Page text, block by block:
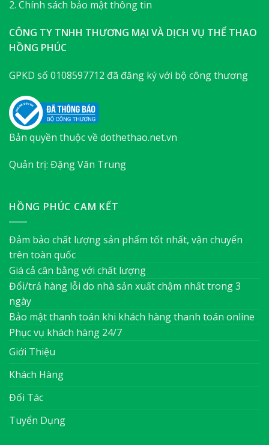
2. Chính sách bảo mật thông tin
CÔNG TY TNHH THƯƠNG MẠI VÀ DỊCH VỤ THỂ THAO
HỒNG PHÚC
GPKD số 0108597712 đã đăng ký với bộ công thương
Bản quyền thuộc về dothethao.net.vn
Quản trị: Đặng Văn Trung
HỒNG PHÚC CAM KẾT
Đảm bảo chất lượng sản phẩm tốt nhất, vận chuyển
trên toàn quốc
Giá cả cân bằng với chất lượng
Đổi/trả hàng lỗi do nhà sản xuất chậm nhất trong 3
ngày
Bảo mật thanh toán khi khách hàng thanh toán online
Phục vụ khách hàng 24/7
Giới Thiệu
Khách Hàng
Đối Tác
Tuyển Dụng